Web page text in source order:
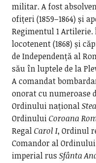
militar. A fost
ofițeri (1859–1864) și
Regimentul 1
locotenent (1868) și
de Independență al
său în luptele de la
A comandat
onorat cu numeroase
Ordinului național
OrdinuluiCoroana
RegalCarol I, Ordinul
Comandor al
imperial rus Sfânta